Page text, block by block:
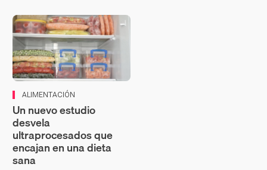
ALIMENTACIÓN
Un nuevo estudio
desvela
ultraprocesados que
encajan en una dieta
sana